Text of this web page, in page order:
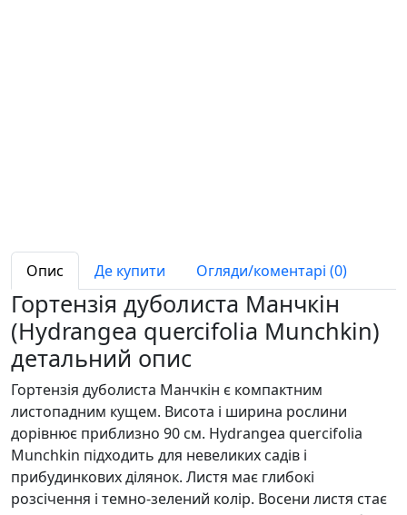
Опис Де купити Огляди/коментарі (0)
Гортензія дуболиста Манчкін
(Hydrangea quercifolia Munchkin)
детальний опис
Гортензія дуболиста Манчкін є компактним
листопадним кущем. Висота і ширина рослини
дорівнює приблизно 90 см. Hydrangea quercifolia
Munchkin підходить для невеликих садів і
прибудинкових ділянок. Листя має глибокі
розсічення і темно-зелений колір. Восени листя стає